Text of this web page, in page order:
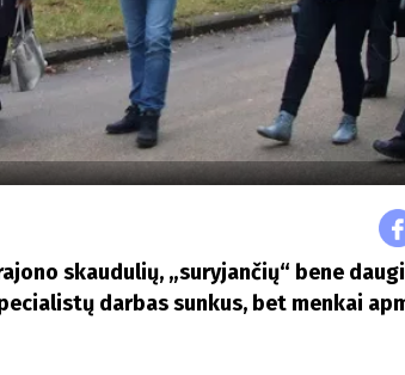
skaudulių, „suryjančių“ bene
darbas sunkus, bet menkai